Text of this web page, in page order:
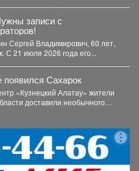
записи с
Сергей Владимирович, 60 лет,
г. #Новокузнецк. С 21 июля 2026 года его...
появился Сахарок
«Кузнецкий Алатау» жители
доставили необычного